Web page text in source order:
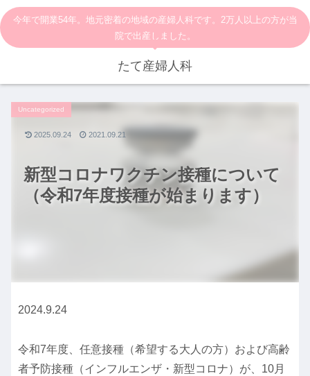
今年で開業54年。地元密着の地域の産婦人科です。2万人以上の方が当
院で出産しました。
たて産婦人科
新型コロナワクチン接種について
（令和7年度接種が始まります）
Uncategorized
2025.09.24 2021.09.21
2024.9.24
令和7年度、任意接種（希望する大人の方）および高齢
者予防接種（インフルエンザ・新型コロナ）が、10月